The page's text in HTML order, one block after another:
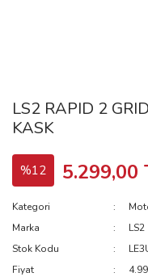
LS2 RAPID 2
KASK
%12 5.299,00
Kategori
Marka
LS2
Stok Kodu
Fiyat